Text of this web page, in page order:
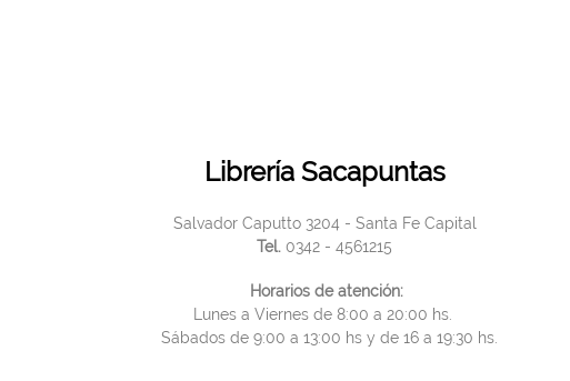
Librería Sacapuntas
Salvador Caputto 3204 - Santa Fe Capital
Tel. 0342 - 4561215
Horarios de atención:
Lunes a Viernes de 8:00 a 20:00 hs.
Sábados de 9:00 a 13:00 hs y de 16 a 19:30 hs.